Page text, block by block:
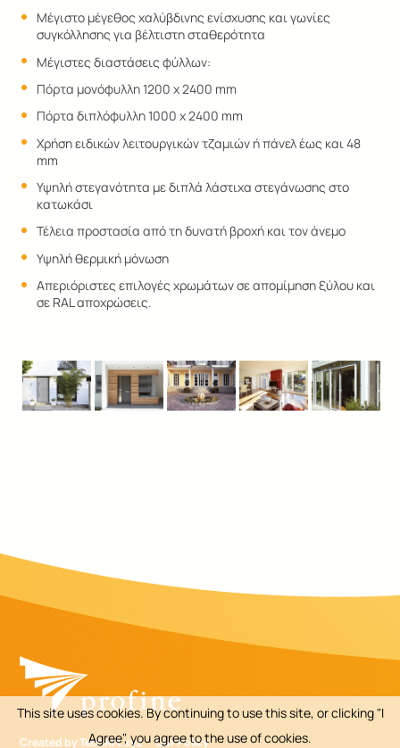
Μέγιστο μέγεθος χαλύβδινης ενίσχυσης και γωνίες
συγκόλλησης για βέλτιστη σταθερότητα
Μέγιστες διαστάσεις φύλλων:
Πόρτα μονόφυλλη 1200 x 2400 mm
Πόρτα διπλόφυλλη 1000 x 2400 mm
Χρήση ειδικών λειτουργικών τζαμιών ή πάνελ έως και 48
mm
Υψηλή στεγανότητα με διπλά λάστιχα στεγάνωσης στο
κατωκάσι
Τέλεια προστασία από τη δυνατή βροχή και τον άνεμο
Υψηλή θερμική μόνωση
Απεριόριστες επιλογές χρωμάτων σε απομίμηση ξύλου και
σε RAL αποχρώσεις.
Created by TechArt.xyz Our Policy
This site uses cookies. By continuing to use this site, or clicking "I
Agree", you agree to the use of cookies.